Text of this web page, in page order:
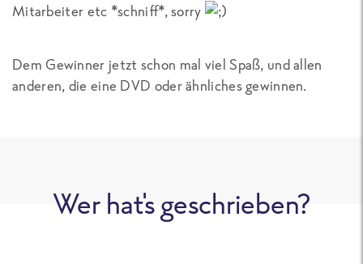
Mitarbeiter etc *schniff*, sorry
Dem Gewinner jetzt schon mal viel Spaß, und allen
anderen, die eine DVD oder ähnliches gewinnen.
Wer hat's geschrieben?